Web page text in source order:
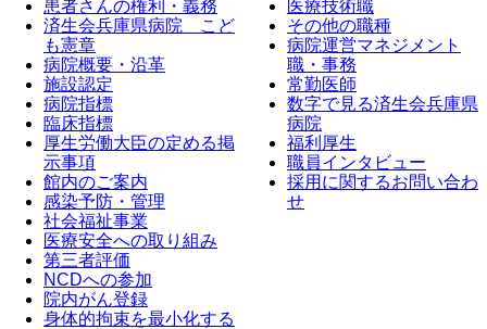
患者さんの権利・義務
済生会兵庫県病院 こど
も憲章
病院概要・沿革
施設認定
病院指標
臨床指標
厚生労働大臣の定める掲
示事項
館内のご案内
感染予防・管理
社会福祉事業
医療安全への取り組み
第三者評価
NCDへの参加
院内がん登録
身体的拘束を最小化する
医療技術職
その他の職種
病院運営マネジメント
職・事務
常勤医師
数字で見る済生会兵庫県
病院
福利厚生
職員インタビュー
採用に関するお問い合わ
せ